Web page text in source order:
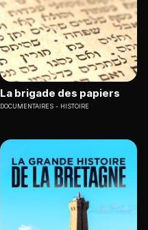
La brigade des papiers
DOCUMENTAIRES HISTOIRE